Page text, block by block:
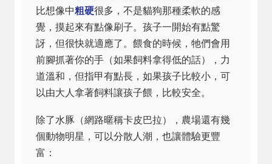
比想像中粗硬很多，不是貓狗那種柔軟的感
覺，摸起來有點像刷子。孩子一開始有點驚
訝，但很快就適應了。餵食的時候，牠們會用
前腳抓著你的手（如果飼料拿得低的話），力
道溫和，但指甲有點長，如果孩子比較小，可
以由大人拿著飼料讓孩子餵，比較安全。
除了水豚（網路暱稱卡皮巴拉），農場還有幾
個動物明星，可以分散人潮，也讓體驗更豐
富：